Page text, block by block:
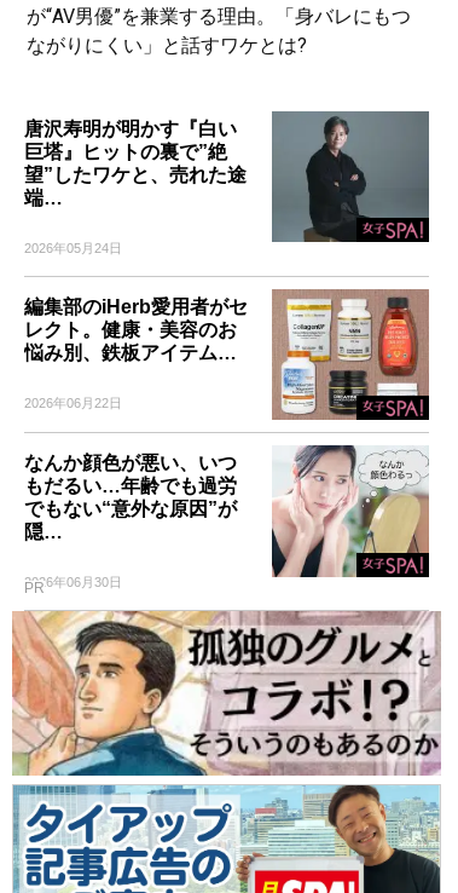
が“AV男優”を兼業する理由。「身バレにもつ
ながりにくい」と話すワケとは?
唐沢寿明が明かす『白い
巨塔』ヒットの裏で”絶
望”したワケと、売れた途
端…
2026年05月24日
編集部のiHerb愛用者がセ
レクト。健康・美容のお
悩み別、鉄板アイテム…
2026年06月22日
なんか顔色が悪い、いつ
もだるい…年齢でも過労
でもない“意外な原因”が
隠…
2026年06月30日
PR